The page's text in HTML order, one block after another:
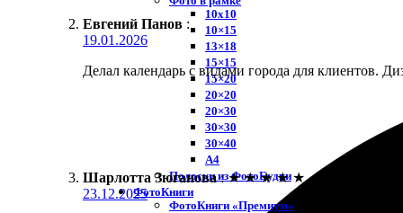
10х10
10×15
13×18
15×15
15×20
20×20
20×30
30×30
30×40
A4
Полоски из ФотоБудки
ФотоКниги
ФотоКниги «Премиум»
Евгений Панов :
19.01.2026
Делал календарь с видами города для клиентов.
Шарлотта Зюганова : ★ ★ ★ ★ ★
23.12.2025